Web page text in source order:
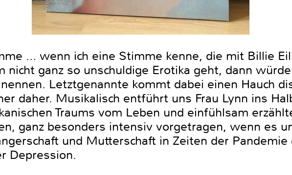
… wenn ich eine Stimme kenne, die mit Billie
nicht ganz so unschuldige Erotika geht, dann
Letztgenannte kommt dabei einen Hauch
daher. Musikalisch entführt uns Frau Lynn ins
Traums vom Leben und einfühlsam
ganz besonders intensiv vorgetragen, wenn es
und Mutterschaft in Zeiten der
Depression.